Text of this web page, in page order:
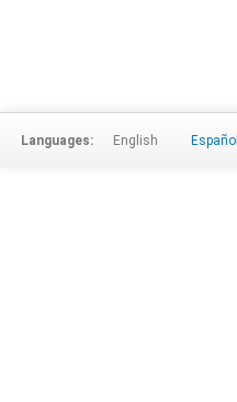
Languages: English Español